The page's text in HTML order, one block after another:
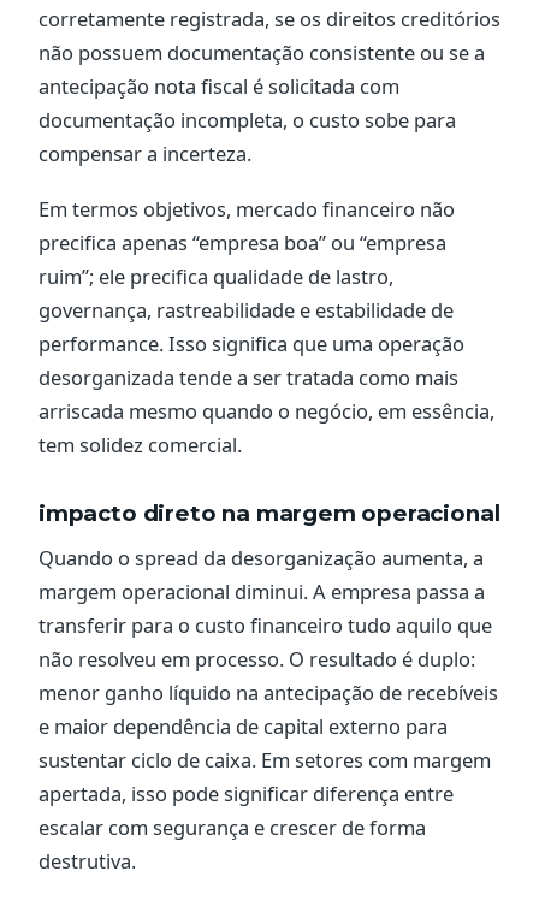
corretamente registrada, se os direitos creditórios
não possuem documentação consistente ou se a
antecipação nota fiscal é solicitada com
documentação incompleta, o custo sobe para
compensar a incerteza.
Em termos objetivos, mercado financeiro não
precifica apenas “empresa boa” ou “empresa
ruim”; ele precifica qualidade de lastro,
governança, rastreabilidade e estabilidade de
performance. Isso significa que uma operação
desorganizada tende a ser tratada como mais
arriscada mesmo quando o negócio, em essência,
tem solidez comercial.
impacto direto na margem operacional
Quando o spread da desorganização aumenta, a
margem operacional diminui. A empresa passa a
transferir para o custo financeiro tudo aquilo que
não resolveu em processo. O resultado é duplo:
menor ganho líquido na antecipação de recebíveis
e maior dependência de capital externo para
sustentar ciclo de caixa. Em setores com margem
apertada, isso pode significar diferença entre
escalar com segurança e crescer de forma
destrutiva.